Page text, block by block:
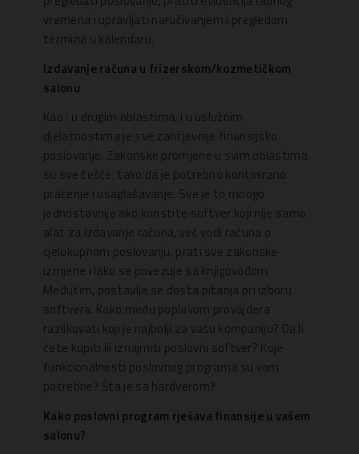
vremena i upravljati naručivanjem i pregledom
termina u kalendaru.
Izdavanje računa u frizerskom/kozmetičkom
salonu
Kao i u drugim oblastima, i u uslužnim
djelatnostima je sve zahtjevnije finansijsko
poslovanje. Zakonske promjene u svim oblastima
su sve češće, tako da je potrebno kontinirano
praćenje i usaglašavanje. Sve je to mnogo
jednostavnije ako koristite softver koji nije samo
alat za izdavanje računa, već vodi računa o
cjelokupnom poslovanju, prati sve zakonske
izmjene i lako se povezuje sa knjigovođom.
Međutim, postavlja se dosta pitanja pri izboru
softvera. Kako među poplavom provajdera
razlikovati koji je najbolji za vašu kompaniju? Da li
ćete kupiti ili iznajmiti poslovni softver? Koje
funkcionalnosti poslovnog programa su vam
potrebne? Šta je sa hardverom?
Kako poslovni program rješava finansije u vašem
salonu?